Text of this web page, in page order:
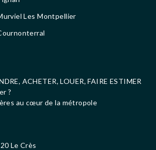
Les Montpellier
ACHETER, LOUER, FAIRE ESTIMER
?
au cœur de la métropole
Le Crès